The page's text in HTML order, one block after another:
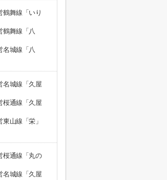
鶴舞線「いり
鶴舞線「八
名城線「八
名城線「久屋
桜通線「久屋
山線「栄」
桜通線「丸の
名城線「久屋